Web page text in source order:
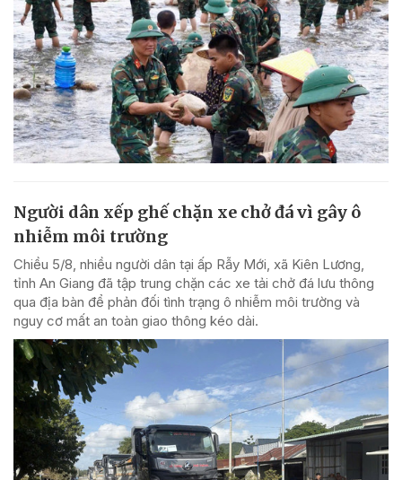
Người dân xếp ghế chặn xe chở đá vì gây ô
nhiễm môi trường
Chiều 5/8, nhiều người dân tại ấp Rẫy Mới, xã Kiên Lương,
tỉnh An Giang đã tập trung chặn các xe tải chở đá lưu thông
qua địa bàn để phản đối tình trạng ô nhiễm môi trường và
nguy cơ mất an toàn giao thông kéo dài.